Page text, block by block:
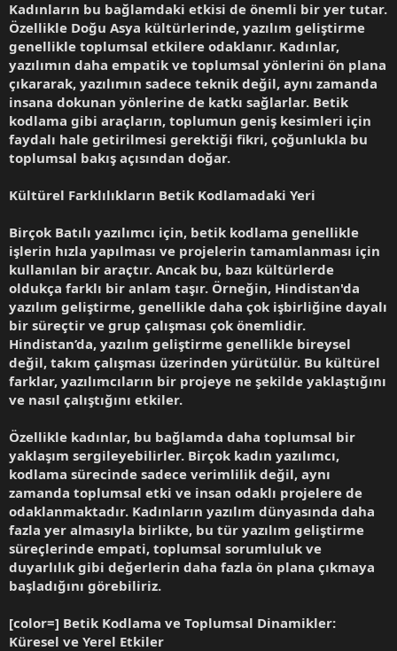
Kadınların bu bağlamdaki etkisi de önemli bir yer tutar.
Özellikle Doğu Asya kültürlerinde, yazılım geliştirme
genellikle toplumsal etkilere odaklanır. Kadınlar,
yazılımın daha empatik ve toplumsal yönlerini ön plana
çıkararak, yazılımın sadece teknik değil, aynı zamanda
insana dokunan yönlerine de katkı sağlarlar. Betik
kodlama gibi araçların, toplumun geniş kesimleri için
faydalı hale getirilmesi gerektiği fikri, çoğunlukla bu
toplumsal bakış açısından doğar.
Kültürel Farklılıkların Betik Kodlamadaki Yeri
Birçok Batılı yazılımcı için, betik kodlama genellikle
işlerin hızla yapılması ve projelerin tamamlanması için
kullanılan bir araçtır. Ancak bu, bazı kültürlerde
oldukça farklı bir anlam taşır. Örneğin, Hindistan'da
yazılım geliştirme, genellikle daha çok işbirliğine dayalı
bir süreçtir ve grup çalışması çok önemlidir.
Hindistan’da, yazılım geliştirme genellikle bireysel
değil, takım çalışması üzerinden yürütülür. Bu kültürel
farklar, yazılımcıların bir projeye ne şekilde yaklaştığını
ve nasıl çalıştığını etkiler.
Özellikle kadınlar, bu bağlamda daha toplumsal bir
yaklaşım sergileyebilirler. Birçok kadın yazılımcı,
kodlama sürecinde sadece verimlilik değil, aynı
zamanda toplumsal etki ve insan odaklı projelere de
odaklanmaktadır. Kadınların yazılım dünyasında daha
fazla yer almasıyla birlikte, bu tür yazılım geliştirme
süreçlerinde empati, toplumsal sorumluluk ve
duyarlılık gibi değerlerin daha fazla ön plana çıkmaya
başladığını görebiliriz.
[color=] Betik Kodlama ve Toplumsal Dinamikler:
Küresel ve Yerel Etkiler